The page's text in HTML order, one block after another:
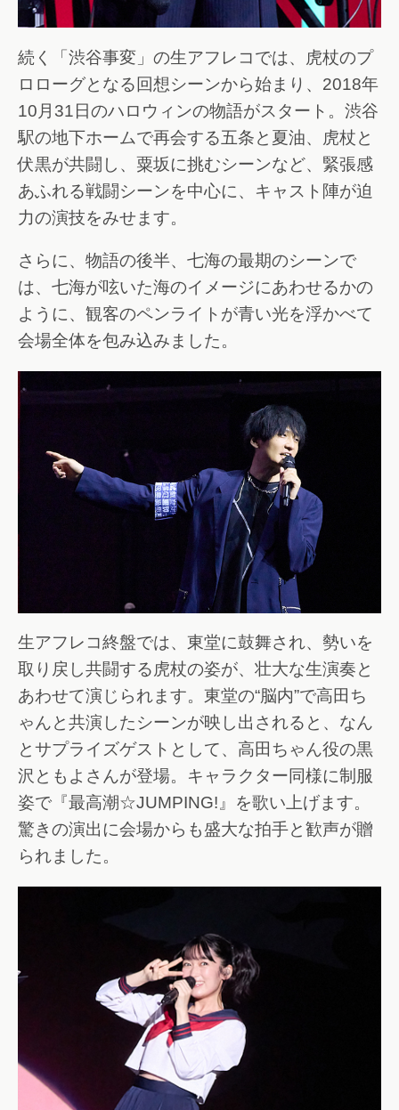
続く「渋谷事変」の生アフレコでは、虎杖のプ
ロローグとなる回想シーンから始まり、2018年
10月31日のハロウィンの物語がスタート。渋谷
駅の地下ホームで再会する五条と夏油、虎杖と
伏黒が共闘し、粟坂に挑むシーンなど、緊張感
あふれる戦闘シーンを中心に、キャスト陣が迫
力の演技をみせます。
さらに、物語の後半、七海の最期のシーンで
は、七海が呟いた海のイメージにあわせるかの
ように、観客のペンライトが青い光を浮かべて
会場全体を包み込みました。
生アフレコ終盤では、東堂に鼓舞され、勢いを
取り戻し共闘する虎杖の姿が、壮大な生演奏と
あわせて演じられます。東堂の“脳内”で高田ち
ゃんと共演したシーンが映し出されると、なん
とサプライズゲストとして、高田ちゃん役の黒
沢ともよさんが登場。キャラクター同様に制服
姿で『最高潮☆JUMPING!』を歌い上げます。
驚きの演出に会場からも盛大な拍手と歓声が贈
られました。